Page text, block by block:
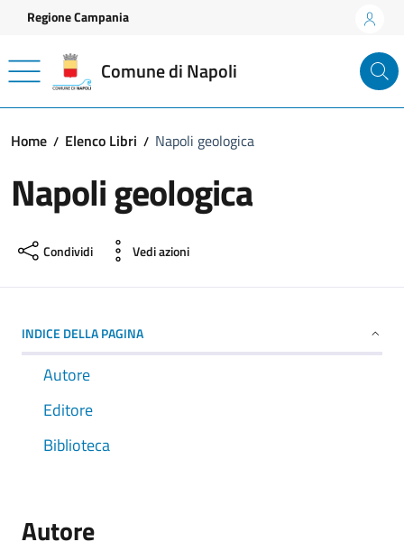
Vai ai contenuti
Vai al footer
Regione Campania
Comune di Napoli
Home Elenco Libri Napoli geologica
Napoli geologica
Condividi Vedi azioni
INDICE DELLA PAGINA
Autore
Editore
Biblioteca
Autore